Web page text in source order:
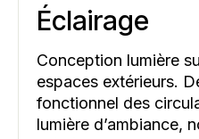
Éclairage
Conception lumière
espaces extérieurs.
fonctionnel des
lumière d’ambiance,